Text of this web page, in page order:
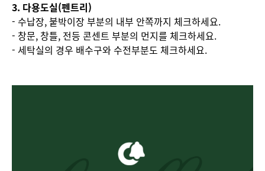
3. 다용도실(펜트리)
- 수납장, 붙박이장 부분의 내부 안쪽까지 체크하세요.
- 창문, 창틀, 전등 콘센트 부분의 먼지를 체크하세요.
- 세탁실의 경우 배수구와 수전부분도 체크하세요.